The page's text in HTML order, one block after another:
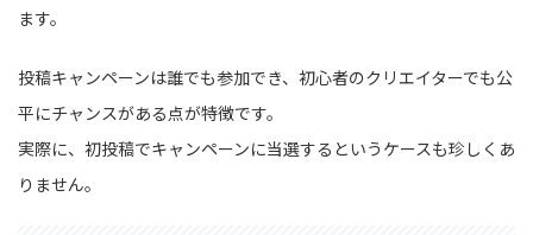
ます。
投稿キャンペーンは誰でも参加でき、初心者のクリエイターでも公
平にチャンスがある点が特徴です。
実際に、初投稿でキャンペーンに当選するというケースも珍しくあ
りません。